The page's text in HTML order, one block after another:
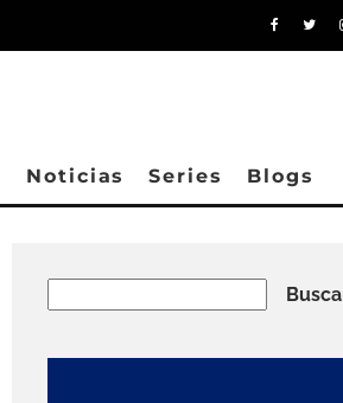
Noticias Series Blogs